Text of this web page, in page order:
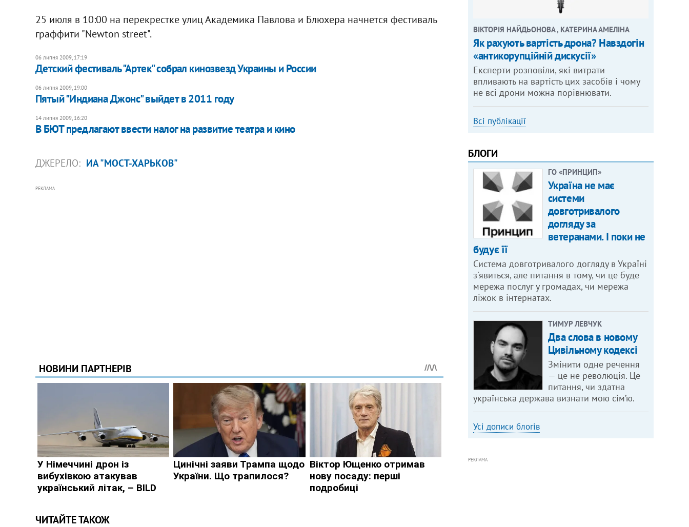
25 июля в 10:00 на перекрестке улиц Академика Павлова и Блюхера начнется фестиваль
граффити "Newton street".
06 липня 2009, 17:19
Детский фестиваль "Артек" собрал кинозвезд Украины и России
06 липня 2009, 19:00
Пятый "Индиана Джонс" выйдет в 2011 году
14 липня 2009, 16:20
В БЮТ предлагают ввести налог на развитие театра и кино
ДЖЕРЕЛО: ИА "МОСТ-ХАРЬКОВ"
РЕКЛАМА
ЧИТАЙТЕ ТАКОЖ
ВІКТОРІЯ НАЙДЬОНОВА , КАТЕРИНА АМЕЛІНА
Як рахують вартість дрона? Навздогін
«антикорупційній дискусії»
Експерти розповіли, які витрати
впливають на вартість цих засобів і чому
не всі дрони можна порівнювати.
Всі публікації
БЛОГИ
ГО «ПРИНЦИП»
Україна не має
системи
довготривалого
догляду за
ветеранами. І поки не
будує її
Система довготривалого догляду в Україні
з'явиться, але питання в тому, чи це буде
мережа послуг у громадах, чи мережа
ліжок в інтернатах.
ТИМУР ЛЕВЧУК
Два слова в новому
Цивільному кодексі
Змінити одне речення
— це не революція. Це
питання, чи здатна
українська держава визнати мою сім’ю.
Усі дописи блогів
РЕКЛАМА